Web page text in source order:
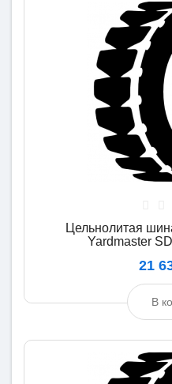
Цельнолитая
Yardmaster
21
В